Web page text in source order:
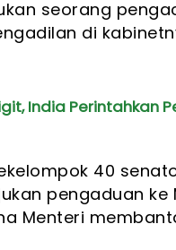
seorang
di
India Perintahkan
40
pengaduan ke
Menteri